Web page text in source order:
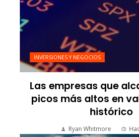
INVERSIONES Y NEGOCIOS
Las empresas que
picos más altos en
histórico
Ryan Whitmore